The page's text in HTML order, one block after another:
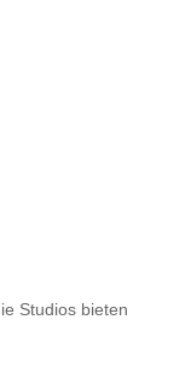
Studios bieten